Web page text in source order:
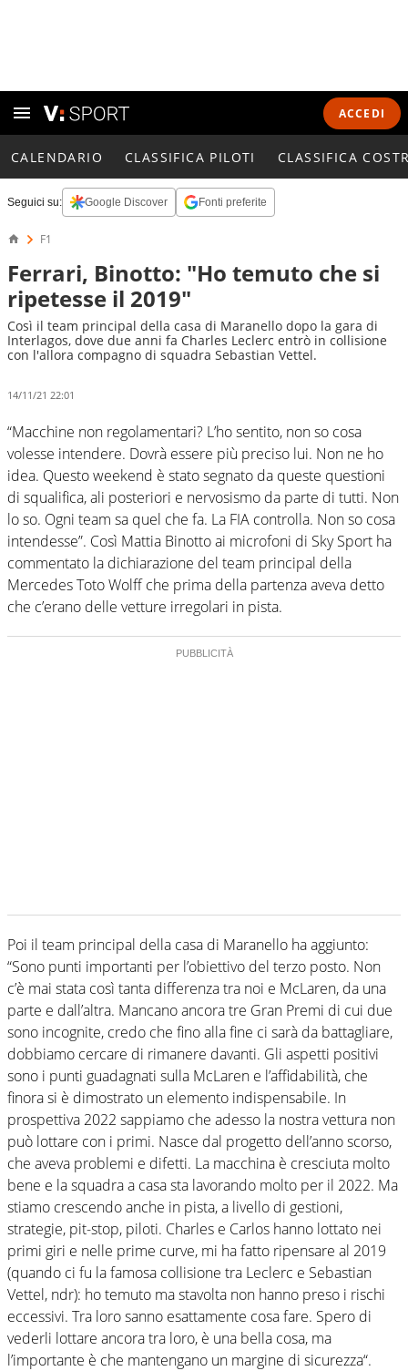
ACCEDI
CALENDARIO CLASSIFICA PILOTI CLASSIFICA
Seguici su: Google Discover Fonti preferite
F1
Ferrari, Binotto: "Ho temuto che si
ripetesse il 2019"
Così il team principal della casa di Maranello dopo la gara di
Interlagos, dove due anni fa Charles Leclerc entrò in collisione
con l'allora compagno di squadra Sebastian Vettel.
14/11/21 22:01
“Macchine non regolamentari? L’ho sentito, non so cosa
volesse intendere. Dovrà essere più preciso lui. Non ne ho
idea. Questo weekend è stato segnato da queste questioni
di squalifica, ali posteriori e nervosismo da parte di tutti. Non
lo so. Ogni team sa quel che fa. La FIA controlla. Non so cosa
intendesse”. Così Mattia Binotto ai microfoni di Sky Sport ha
commentato la dichiarazione del team principal della
Mercedes Toto Wolff che prima della partenza aveva detto
che c’erano delle vetture irregolari in pista.
Poi il team principal della casa di Maranello ha aggiunto:
“Sono punti importanti per l’obiettivo del terzo posto. Non
c’è mai stata così tanta differenza tra noi e McLaren, da una
parte e dall’altra. Mancano ancora tre Gran Premi di cui due
sono incognite, credo che fino alla fine ci sarà da battagliare,
dobbiamo cercare di rimanere davanti. Gli aspetti positivi
sono i punti guadagnati sulla McLaren e l’affidabilità, che
finora si è dimostrato un elemento indispensabile. In
prospettiva 2022 sappiamo che adesso la nostra vettura non
può lottare con i primi. Nasce dal progetto dell’anno scorso,
che aveva problemi e difetti. La macchina è cresciuta molto
bene e la squadra a casa sta lavorando molto per il 2022. Ma
stiamo crescendo anche in pista, a livello di gestioni,
strategie, pit-stop, piloti. Charles e Carlos hanno lottato nei
primi giri e nelle prime curve, mi ha fatto ripensare al 2019
(quando ci fu la famosa collisione tra Leclerc e Sebastian
Vettel, ndr): ho temuto ma stavolta non hanno preso i rischi
eccessivi. Tra loro sanno esattamente cosa fare. Spero di
vederli lottare ancora tra loro, è una bella cosa, ma
l’importante è che mantengano un margine di sicurezza“.